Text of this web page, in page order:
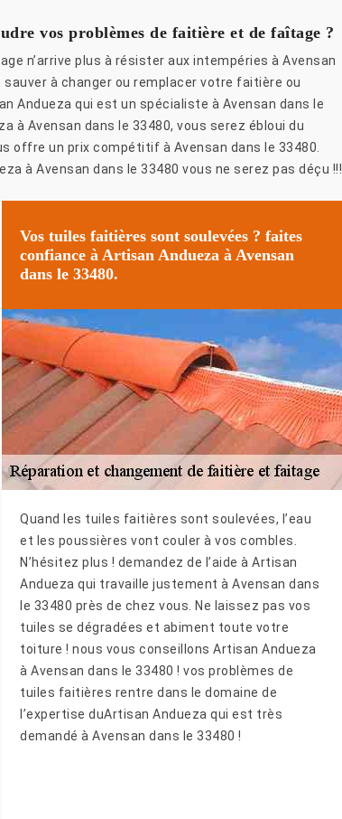
vos problèmes de faitière et de faîtage ?
n’arrive plus à résister aux intempéries à Avensan
à changer ou remplacer votre faitière ou
Andueza qui est un spécialiste à Avensan dans le
à Avensan dans le 33480, vous serez ébloui du
offre un prix compétitif à Avensan dans le 33480.
à Avensan dans le 33480 vous ne serez pas déçu !!!
Vos tuiles faitières sont soulevées ? faites
confiance à Artisan Andueza à Avensan
dans le 33480.
Quand les tuiles faitières sont soulevées, l’eau
et les poussières vont couler à vos combles.
N’hésitez plus ! demandez de l’aide à Artisan
Andueza qui travaille justement à Avensan dans
le 33480 près de chez vous. Ne laissez pas vos
tuiles se dégradées et abiment toute votre
toiture ! nous vous conseillons Artisan Andueza
à Avensan dans le 33480 ! vos problèmes de
tuiles faitières rentre dans le domaine de
l’expertise duArtisan Andueza qui est très
demandé à Avensan dans le 33480 !